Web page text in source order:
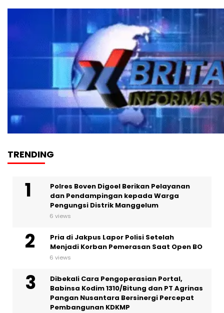
TRENDING
Polres Boven Digoel Berikan Pelayanan
dan Pendampingan kepada Warga
Pengungsi Distrik Manggelum
6 views
Pria di Jakpus Lapor Polisi Setelah
Menjadi Korban Pemerasan Saat Open BO
6 views
Dibekali Cara Pengoperasian Portal,
Babinsa Kodim 1310/Bitung dan PT Agrinas
Pangan Nusantara Bersinergi Percepat
Pembangunan KDKMP